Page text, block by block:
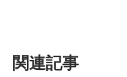
関連記事